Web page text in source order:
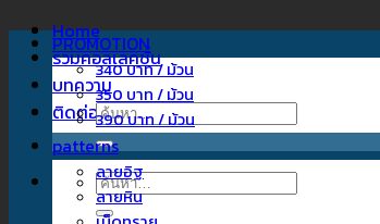
Home
รวมคอลเลคชั่น
บทความ
ติดต่อเรา
ค้นหา:
ค้นหา:
PROMOTION
340 บาท / ม้วน
350 บาท / ม้วน
390 บาท / ม้วน
patterns
ลายอิฐ
ลายหิน